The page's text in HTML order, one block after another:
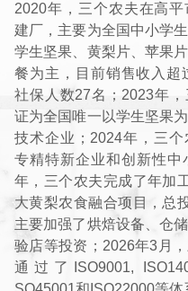
2020年，三个农夫在高
建厂，主要为全国中小学
学生坚果、黄梨片、苹果
餐为主，目前销售收入超
社保人数27名；2023年
证为全国唯一以学生坚果
技术企业；2024年，三
专精特新企业和创新性中
年，三个农夫完成了年加
大黄梨农食融合项目，总
主要加强了烘焙设备、仓
验店等投资；2026年3月
通过了ISO9001,